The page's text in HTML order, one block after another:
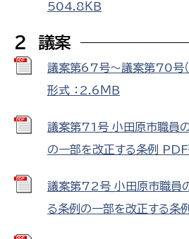
504.8ＫＢ
２ 議案
議案第67号～議案第70号
形式 ：2.6ＭＢ
議案第71号_小田原市職員
の一部を改正する条例
議案第72号_小田原市職員
る条例の一部を改正する条